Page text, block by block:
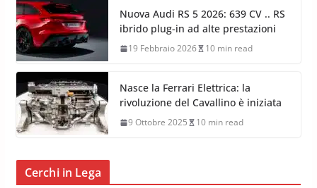
Nuova Audi RS 5 2026: 639 CV .. RS
ibrido plug-in ad alte prestazioni
19 Febbraio 2026 10 min read
Nasce la Ferrari Elettrica: la
rivoluzione del Cavallino è iniziata
9 Ottobre 2025 10 min read
Cerchi in Lega